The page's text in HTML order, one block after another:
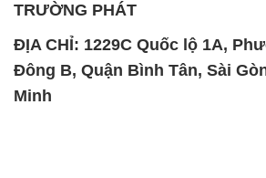
TRƯỜNG PHÁT
ĐỊA CHỈ: 1229C Quốc lộ 1A,
Đông B, Quận Bình Tân, Sài
Minh